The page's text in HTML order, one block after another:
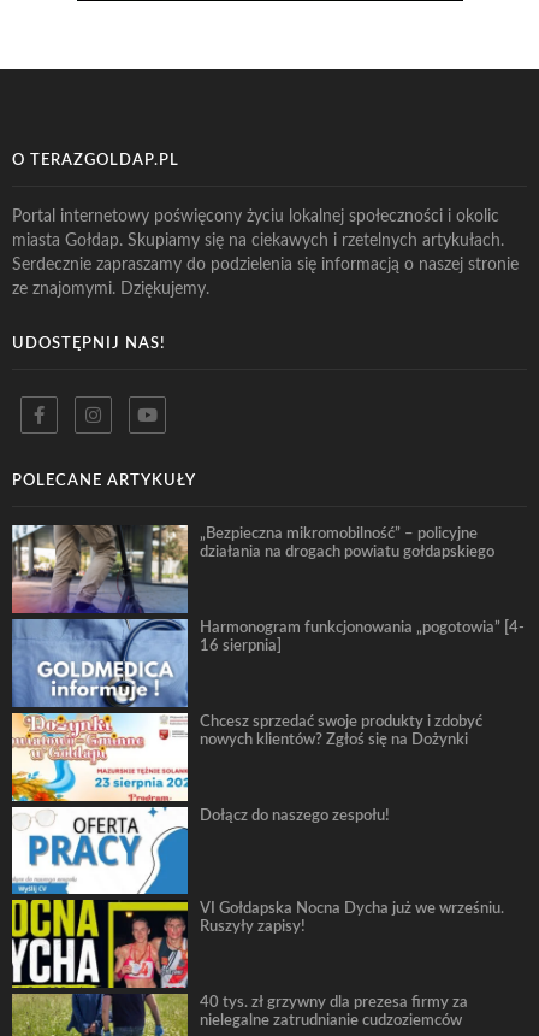
O TERAZGOLDAP.PL
Portal internetowy poświęcony życiu lokalnej społeczności i okolic
miasta Gołdap. Skupiamy się na ciekawych i rzetelnych artykułach.
Serdecznie zapraszamy do podzielenia się informacją o naszej stronie
ze znajomymi. Dziękujemy.
UDOSTĘPNIJ NAS!
POLECANE ARTYKUŁY
„Bezpieczna mikromobilność” – policyjne
działania na drogach powiatu gołdapskiego
Harmonogram funkcjonowania „pogotowia” [4-
16 sierpnia]
Chcesz sprzedać swoje produkty i zdobyć
nowych klientów? Zgłoś się na Dożynki
Dołącz do naszego zespołu!
VI Gołdapska Nocna Dycha już we wrześniu.
Ruszyły zapisy!
40 tys. zł grzywny dla prezesa firmy za
nielegalne zatrudnianie cudzoziemców